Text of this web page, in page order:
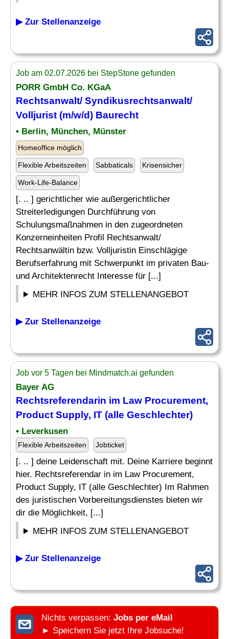
▶ Zur Stellenanzeige
Job am 02.07.2026 bei StepStone gefunden
PORR GmbH Co. KGaA
Rechtsanwalt/ Syndikusrechtsanwalt/
Volljurist (m/w/d) Baurecht
• Berlin, München, Münster
Homeoffice möglich
Flexible Arbeitszeiten Sabbaticals Krisensicher
Work-Life-Balance
[. .. ] gerichtlicher wie außergerichtlicher
Streiterledigungen Durchführung von
Schulungsmaßnahmen in den zugeordneten
Konzerneinheiten Profil Rechtsanwalt/
Rechtsanwältin bzw. Volljuristin Einschlägige
Berufserfahrung mit Schwerpunkt im privaten Bau-
und Architektenrecht Interesse für [...]
MEHR INFOS ZUM STELLENANGEBOT
▶ Zur Stellenanzeige
Job vor 5 Tagen bei Mindmatch.ai gefunden
Bayer AG
Rechtsreferendarin im Law Procurement,
Product Supply, IT (alle Geschlechter)
• Leverkusen
Flexible Arbeitszeiten Jobticket
[. .. ] deine Leidenschaft mit. Deine Karriere beginnt
hier. Rechtsreferendar in im Law Procurement,
Product Supply, IT (alle Geschlechter) Im Rahmen
des juristischen Vorbereitungsdienstes bieten wir
dir die Möglichkeit, [...]
MEHR INFOS ZUM STELLENANGEBOT
▶ Zur Stellenanzeige
Nichts verpassen: Jobs per eMail
► Speichern Sie jetzt Ihre Jobsuche!